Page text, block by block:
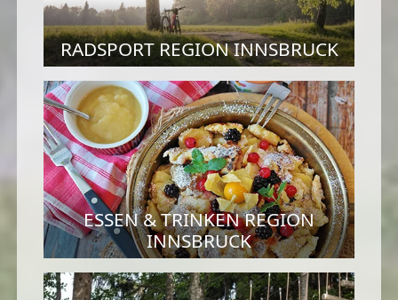
RADSPORT REGION INNSBRUCK
ESSEN & TRINKEN REGION
INNSBRUCK